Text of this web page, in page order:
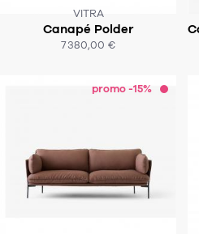
VITRA
Canapé Polder
7 380,00 €
SOUS 6 - 8 SEMAINES
ACHAT EXPRESS
promo -15%